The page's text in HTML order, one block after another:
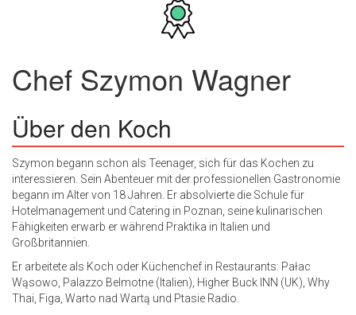
Chef Szymon Wagner
Über den Koch
Szymon begann schon als Teenager, sich für das Kochen zu
interessieren. Sein Abenteuer mit der professionellen Gastronomie
begann im Alter von 18 Jahren. Er absolvierte die Schule für
Hotelmanagement und Catering in Poznan, seine kulinarischen
Fähigkeiten erwarb er während Praktika in Italien und
Großbritannien.
Er arbeitete als Koch oder Küchenchef in Restaurants: Pałac
Wąsowo, Palazzo Belmotne (Italien), Higher Buck INN (UK), Why
Thai, Figa, Warto nad Wartą und Ptasie Radio.